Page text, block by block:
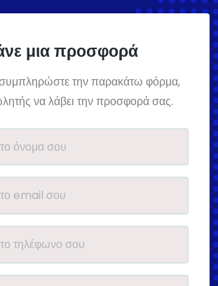
μια προσφορά
την παρακάτω φόρμα,
να λάβει την προσφορά σας.